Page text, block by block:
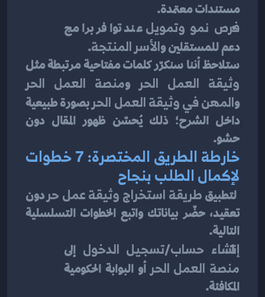
مستندات معتمدة.
فرص نمو وتمويل
دعم للمستقلين والأسر المنتجة.
ستلاحظ أننا سنكرّر كلمات مفتاحية مرتبطة مثل
وثيقة العمل الحر ومنصة العمل الحر
والمهن في وثيقة العمل الحر
حشو.
لإكمال الطلب بنجاح
طريقة استخراج وثيقة عمل حر
التالية.
إنشاء حساب/تسجيل الدخول إلى
منصة العمل الحر أو البوابة الحكومية
المكافئة.